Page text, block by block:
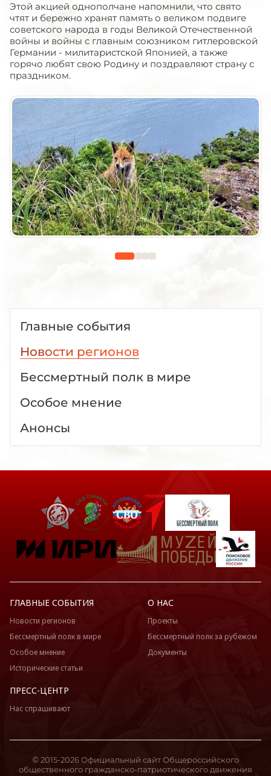
Этой акцией однополчане напомнили, что свято
чтят и бережно хранят память о великом подвиге
советского народа в годы Великой Отечественной
войны и войны с главным союзником гитлеровской
Германии - милитаристской Японией, а также
горячо любят свою Родину и поздравляют страну с
праздником.
Главные события
Новости регионов
Бессмертный полк в мире
Особое мнение
Анонсы
ГЛАВНЫЕ СОБЫТИЯ
Новости регионов
Бессмертный полк в мире
Особое мнение
Исторические статьи
О НАС
Проекты
Бессмертный полк за рубежом
Документы
ПРЕСС-ЦЕНТР
Нас спрашивают
© 2015-2026 Официальный сайт Общероссийского
общественного гражданско-патриотического движения